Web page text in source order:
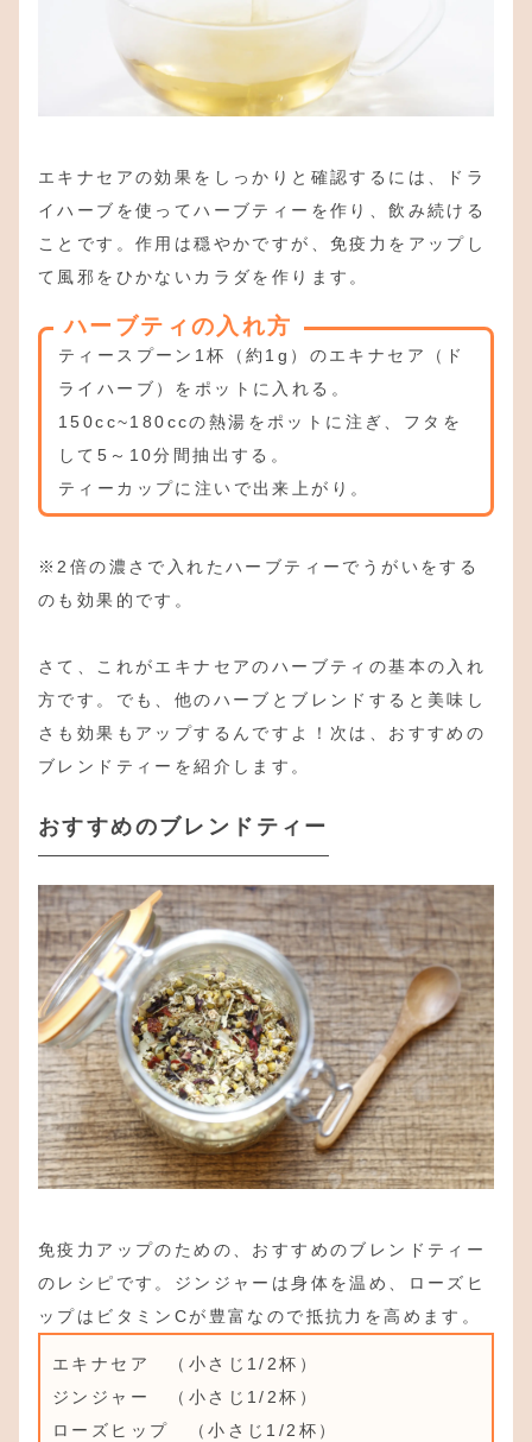
エキナセアの効果をしっかりと確認するには、ドラ
イハーブを使ってハーブティーを作り、飲み続ける
ことです。作用は穏やかですが、免疫力をアップし
て風邪をひかないカラダを作ります。
ハーブティの入れ方
ティースプーン1杯（約1g）のエキナセア（ド
ライハーブ）をポットに入れる。
150cc~180ccの熱湯をポットに注ぎ、フタを
して5～10分間抽出する。
ティーカップに注いで出来上がり。
※2倍の濃さで入れたハーブティーでうがいをする
のも効果的です。
さて、これがエキナセアのハーブティの基本の入れ
方です。でも、他のハーブとブレンドすると美味し
さも効果もアップするんですよ！次は、おすすめの
ブレンドティーを紹介します。
おすすめのブレンドティー
免疫力アップのための、おすすめのブレンドティー
のレシピです。ジンジャーは身体を温め、ローズヒ
ップはビタミンCが豊富なので抵抗力を高めます。
エキナセア （小さじ1/2杯）
ジンジャー （小さじ1/2杯）
ローズヒップ （小さじ1/2杯）